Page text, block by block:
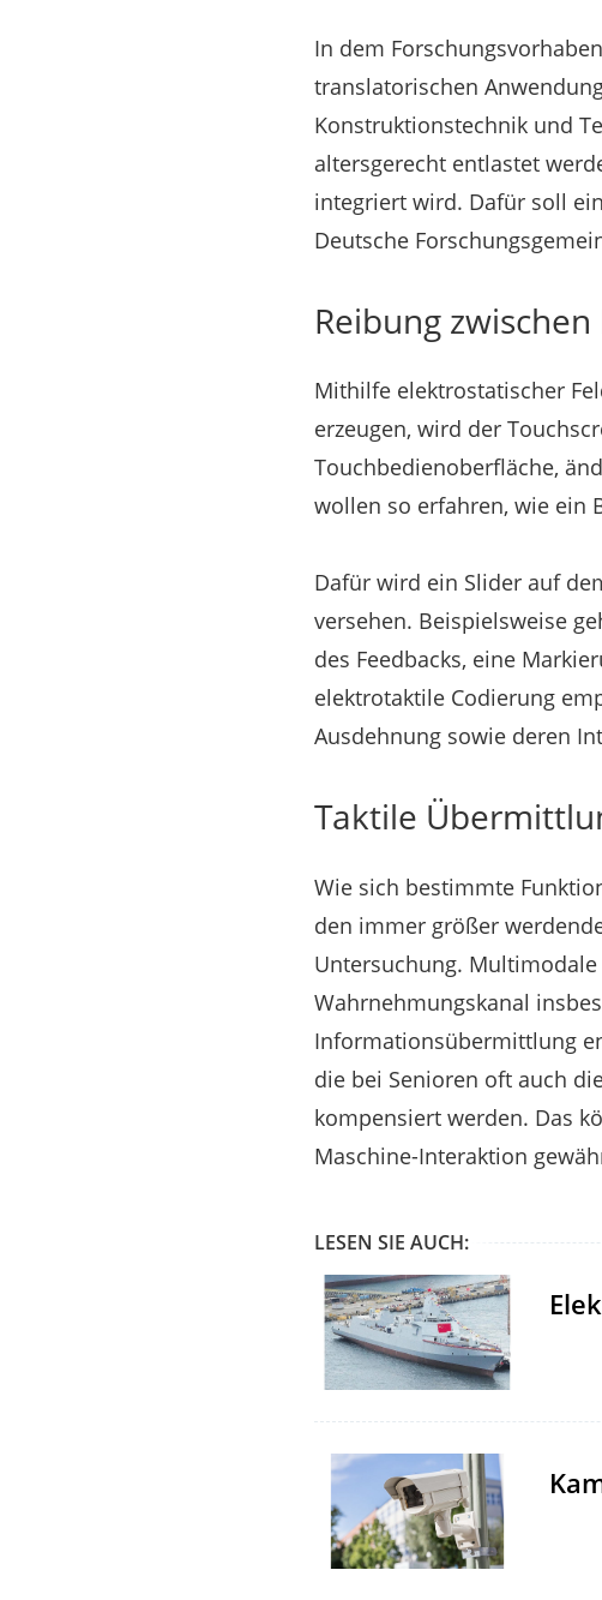
In dem
translatorischen
Konstruktionstechnik und
altersgerecht entlastet
integriert wird. Dafür soll
Deutsche
Reibung
Mithilfe elektrostatischer
erzeugen, wird der
Touchbedienoberfläche,
wollen so erfahren, wie ein
Dafür wird ein Slider auf
versehen. Beispielsweise
des Feedbacks, eine
elektrotaktile Codierung
Ausdehnung sowie deren
Taktile
Wie sich bestimmte
den immer größer
Untersuchung.
Wahrnehmungskanal
Informationsübermittlung
die bei Senioren oft auch
kompensiert werden. Das
Maschine-Interaktion
LESEN SIE AUCH: